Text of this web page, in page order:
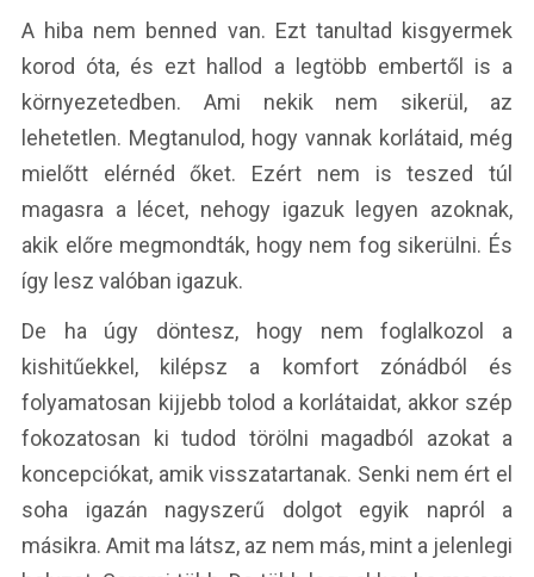
A hiba nem benned van. Ezt tanultad kisgyermek
korod óta, és ezt hallod a legtöbb embertől is a
környezetedben. Ami nekik nem sikerül, az
lehetetlen. Megtanulod, hogy vannak korlátaid, még
mielőtt elérnéd őket. Ezért nem is teszed túl
magasra a lécet, nehogy igazuk legyen azoknak,
akik előre megmondták, hogy nem fog sikerülni. És
így lesz valóban igazuk.
De ha úgy döntesz, hogy nem foglalkozol a
kishitűekkel, kilépsz a komfort zónádból és
folyamatosan kijjebb tolod a korlátaidat, akkor szép
fokozatosan ki tudod törölni magadból azokat a
koncepciókat, amik visszatartanak. Senki nem ért el
soha igazán nagyszerű dolgot egyik napról a
másikra. Amit ma látsz, az nem más, mint a jelenlegi